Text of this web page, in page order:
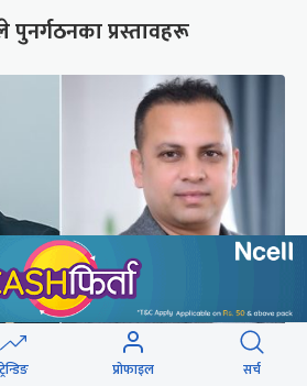
प्रस्तावहरू
जवाफ : महान जनादेश पाएको
ट्रेन्डिङ प्रोफाइल सर्च